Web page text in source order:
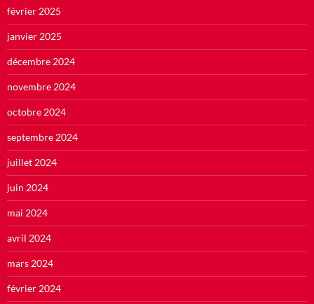
février 2025
janvier 2025
décembre 2024
novembre 2024
octobre 2024
septembre 2024
juillet 2024
juin 2024
mai 2024
avril 2024
mars 2024
février 2024